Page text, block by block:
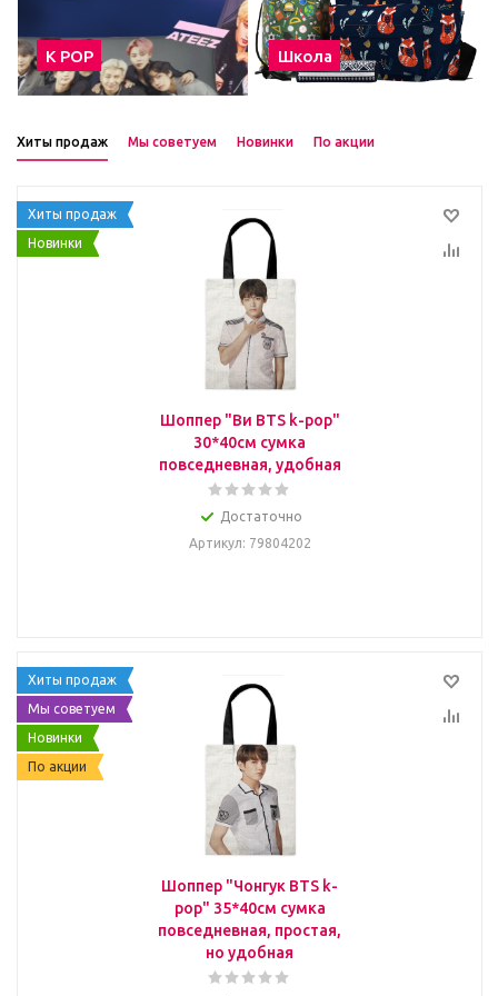
К POP Школа
Хиты продаж Мы советуем Новинки По акции
Хиты продаж
Новинки
Шоппер "Ви BTS k-pop"
30*40см сумка
повседневная, удобная
Достаточно
Артикул: 79804202
Хиты продаж
Мы советуем
Новинки
По акции
Шоппер "Чонгук BTS k-
pop" 35*40см сумка
повседневная, простая,
но удобная